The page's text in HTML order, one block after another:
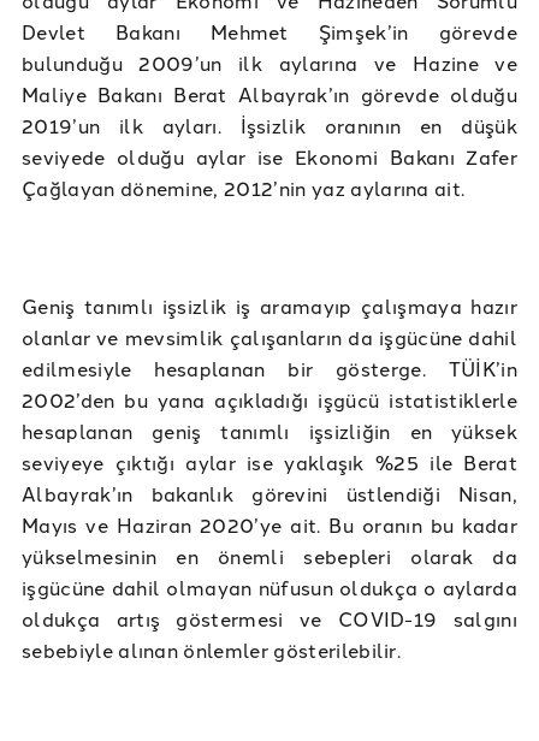
Devlet Bakanı Mehmet Şimşek’in görevde
bulunduğu 2009’un ilk aylarına ve Hazine ve
Maliye Bakanı Berat Albayrak’ın görevde olduğu
2019’un ilk ayları. İşsizlik oranının en düşük
seviyede olduğu aylar ise Ekonomi Bakanı Zafer
Çağlayan dönemine, 2012’nin yaz aylarına ait.
Geniş tanımlı işsizlik iş aramayıp çalışmaya hazır
olanlar ve mevsimlik çalışanların da işgücüne dahil
edilmesiyle hesaplanan bir gösterge. TÜİK’in
2002’den bu yana açıkladığı işgücü istatistiklerle
hesaplanan geniş tanımlı işsizliğin en yüksek
seviyeye çıktığı aylar ise yaklaşık %25 ile Berat
Albayrak’ın bakanlık görevini üstlendiği Nisan,
Mayıs ve Haziran 2020’ye ait. Bu oranın bu kadar
yükselmesinin en önemli sebepleri olarak da
işgücüne dahil olmayan nüfusun oldukça o aylarda
oldukça artış göstermesi ve COVID-19 salgını
sebebiyle alınan önlemler gösterilebilir.